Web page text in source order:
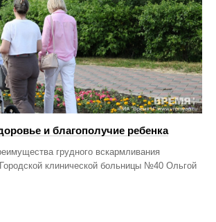
и благополучие ребенка
грудного вскармливания
клинической больницы №40 Ольгой